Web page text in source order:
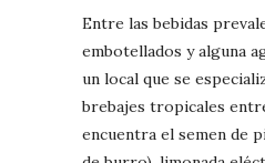
Entre las bebidas
embotellados y alguna
un local que se
brebajes tropicales
encuentra el semen de